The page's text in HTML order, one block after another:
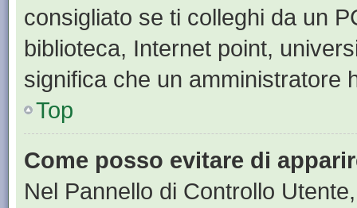
consigliato se ti colleghi da un
biblioteca, Internet point,
significa che un amministratore
Top
Come posso evitare di
Nel Pannello di Controllo